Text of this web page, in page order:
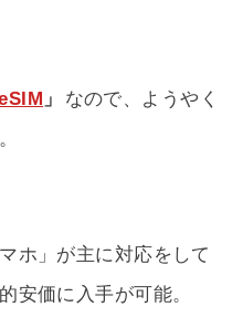
」
なので、ようやく
ホ」が主に対応をして
安価に入手が可能。